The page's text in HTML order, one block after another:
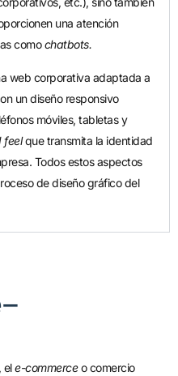
una atención
comochatbots.
web corporativa adaptada a
un diseño responsivo
móviles, tabletas y
feelque transmita la identidad
Todos estos aspectos
de diseño gráfico del
ele-commerceo comercio